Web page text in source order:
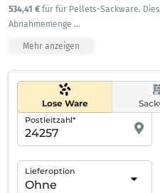
534,41 € für für Pellets-Sackware.
Abnahmemenge ...
Mehr anzeigen
Lose Ware
Postleitzahl*
Lieferoption